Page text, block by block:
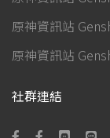
原神資訊站
原神資訊站
社群連結